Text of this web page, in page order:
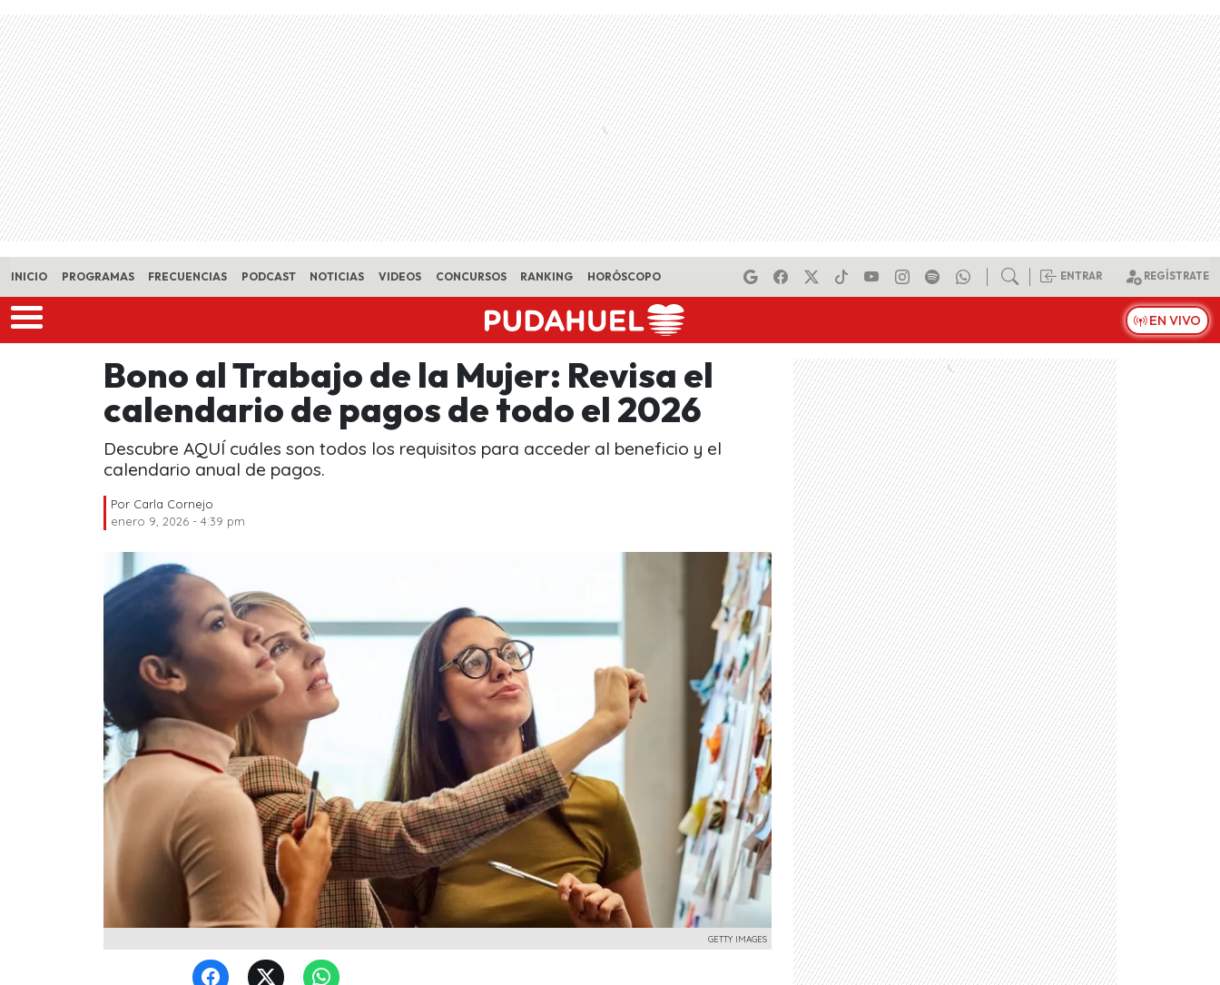
Skip to main content
INICIO PROGRAMAS FRECUENCIAS PODCAST NOTICIAS VIDEOS CONCURSOS RANKING HORÓSCOPO ENTRAR REGÍSTRATE
EN VIVO
Bono al Trabajo de la Mujer: Revisa el
calendario de pagos de todo el 2026
Descubre AQUÍ cuáles son todos los requisitos para acceder al beneficio y el
calendario anual de pagos.
Por Carla Cornejo
enero 9, 2026 - 4:39 pm
GETTY IMAGES